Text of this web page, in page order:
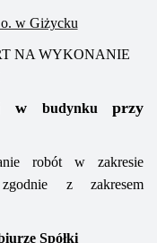
w Giżycku
NA WYKONANIE
w budynku
przy
robót w zakresie
zgodnie zzakresem
Spółki